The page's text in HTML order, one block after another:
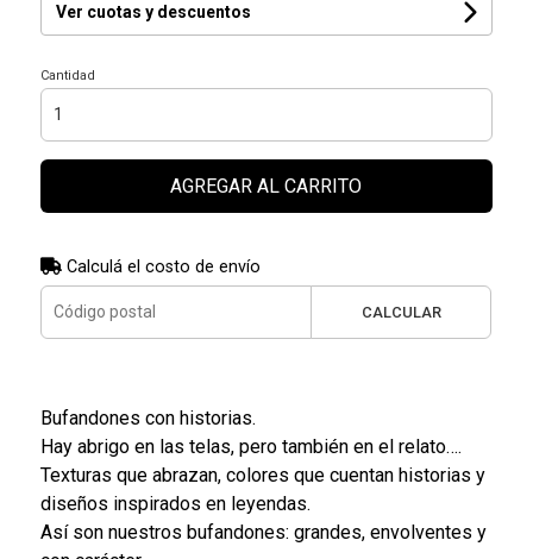
Ver cuotas y descuentos
Cantidad
AGREGAR AL CARRITO
Calculá el costo de envío
CALCULAR
Bufandones con historias.
Hay abrigo en las telas, pero también en el relato….
Texturas que abrazan, colores que cuentan historias y
diseños inspirados en leyendas.
Así son nuestros bufandones: grandes, envolventes y